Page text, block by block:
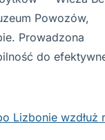
Powozów,
Prowadzona
do
Lizbonie wzdłuż